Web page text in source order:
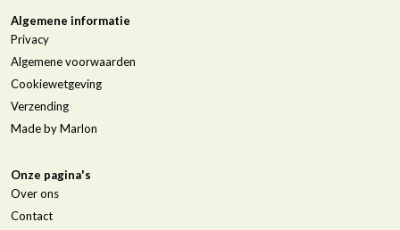
Algemene informatie
Privacy
Algemene voorwaarden
Cookiewetgeving
Verzending
Made by Marlon
Onze pagina's
Over ons
Contact